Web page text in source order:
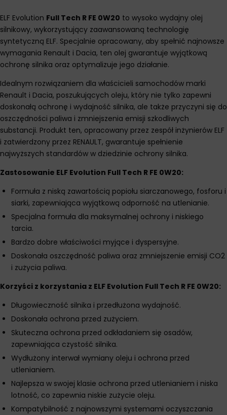
ELF Evolution Full Tech R FE 0W20 to wysoko wydajny olej
silnikowy, wykorzystujący zaawansowaną technologię
syntetyczną ELF. Specjalnie opracowany, aby spełnić najnowsze
wymagania Renault i Dacia, ten olej gwarantuje wyjątkową
ochronę silnika oraz optymalizuje jego działanie.
Idealnym rozwiązaniem dla właścicieli samochodów marki
Renault i Dacia, poszukujących oleju, który nie tylko zapewni
doskonałą ochronę i wydajność silnika, ale także przyczyni się do
oszczędności paliwa i zmniejszenia emisji szkodliwych
substancji. Produkt ten, opracowany przez zespół inżynierów ELF
i zatwierdzony przez RENAULT, gwarantuje spełnienie
najwyższych standardów w dziedzinie ochrony silnika.
Zastosowanie ELF Evolution Full Tech R FE 0W20:
Formuła z niską zawartością popiołu siarczanowego, fosforu i
siarki, zapewniająca wyjątkową odporność na utlenianie.
Specjalna formuła dla maksymalnej ochrony i niskiego
tarcia.
Bardzo dobre właściwości myjące i dyspersyjne.
Doskonała oszczędność paliwa oraz zmniejszenie emisji CO2
i zużycia paliwa.
Korzyści z korzystania z ELF Evolution Full Tech R FE 0W20:
Długowieczność silnika i przedłużona wydajność.
Doskonała ochrona przed zużyciem.
Skuteczna ochrona przed odkładaniem się osadów,
zapewniająca czystość silnika.
Wydłużony interwał wymiany oleju i ochrona przed
utlenianiem.
Najlepsza w swojej klasie ochrona przed utlenianiem i niska
lotność, co zapewnia niskie zużycie oleju.
Kompatybilność z najnowszymi systemami oczyszczania